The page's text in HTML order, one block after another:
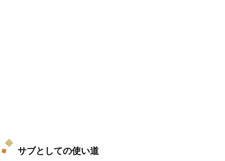
サブとしての使い道